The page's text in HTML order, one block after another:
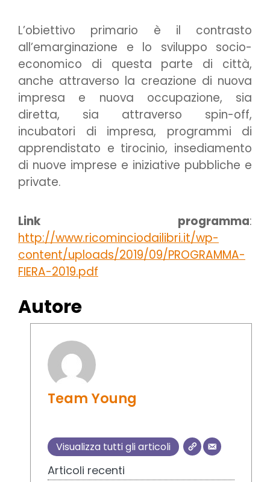
L’obiettivo primario è il contrasto
all’emarginazione e lo sviluppo socio-
economico di questa parte di città,
anche attraverso la creazione di nuova
impresa e nuova occupazione, sia
diretta, sia attraverso spin-off,
incubatori di impresa, programmi di
apprendistato e tirocinio, insediamento
di nuove imprese e iniziative pubbliche e
private.
Link programma:
http://www.ricominciodailibri.it/wp-
content/uploads/2019/09/PROGRAMMA-
FIERA-2019.pdf
Autore
Team Young
Visualizza tutti gli articoli
Articoli recenti